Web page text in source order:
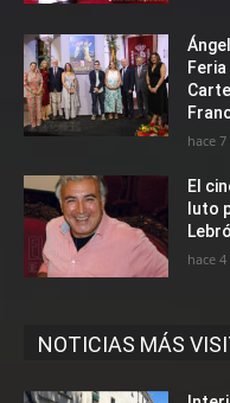
hace
El
luto
hace
NOTICIAS MÁS